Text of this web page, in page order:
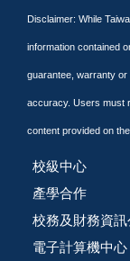
Disclaimer: While
information contained
guarantee, warranty
accuracy. Users must
content provided on
校級中心
產學合作
校務及財務資訊
電子計算機中心